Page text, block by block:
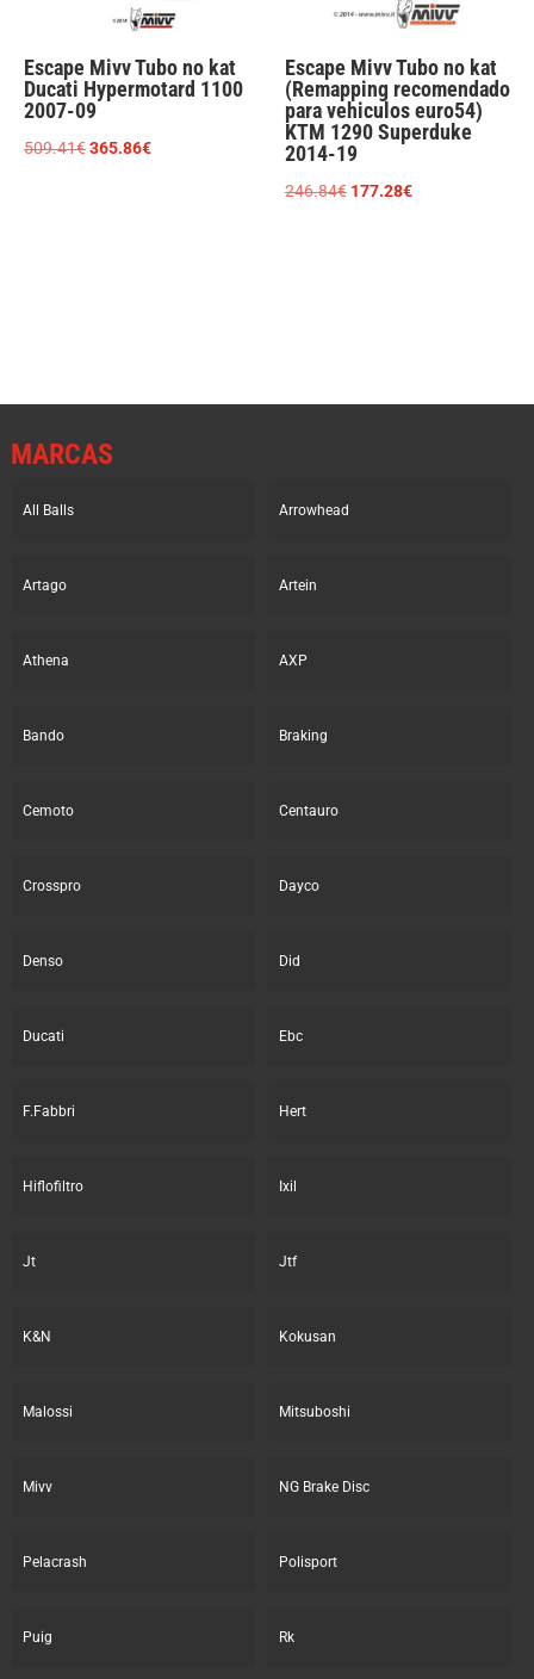
Escape Mivv Tubo no kat
Ducati Hypermotard 1100
2007-09
509.41€El
365.86€El
Escape Mivv Tubo no kat
(Remapping recomendado
para vehiculos euro54)
KTM 1290 Superduke
2014-19
246.84€ El
177.28€El
MARCAS
All Balls Arrowhead
Artago Artein
Athena AXP
Bando Braking
Cemoto Centauro
Crosspro Dayco
Denso Did
Ducati Ebc
F.Fabbri Hert
Hiflofiltro Ixil
Jt Jtf
K&N Kokusan
Malossi Mitsuboshi
Mivv NG Brake Disc
Pelacrash Polisport
Puig Rk